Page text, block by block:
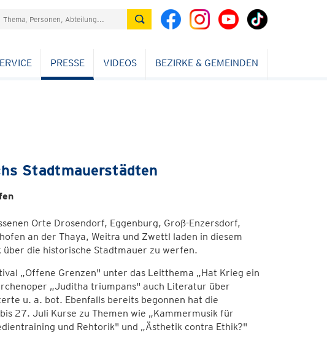
Suchefeld
PRESSE VIDEOS BEZIRKE & GEMEINDEN
Stadtmauerstädten
Orte Drosendorf, Eggenburg, Groß-Enzersdorf,
an der Thaya, Weitra und Zwettl laden in diesem
die historische Stadtmauer zu werfen.
„Offene Grenzen" unter das Leitthema „Hat Krieg ein
„Juditha triumpans" auch Literatur über
u. a. bot. Ebenfalls bereits begonnen hat die
27. Juli Kurse zu Themen wie „Kammermusik für
und Rehtorik" und „Ästhetik contra Ethik?"